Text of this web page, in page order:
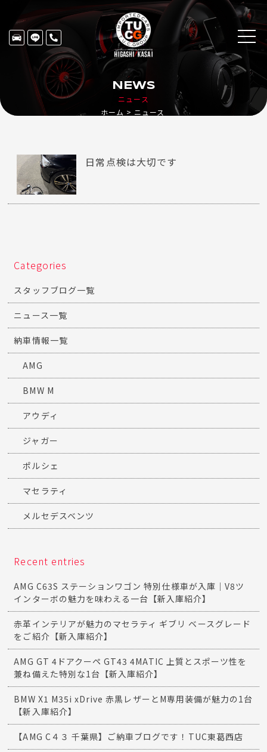
ニュース
NEWS
ホーム ニュース
日常点検は大切です
Categories
スタッフブログ一覧
ニュース一覧
納車情報一覧
AMG
BMW M
アウディ
ジャガー
ポルシェ
マセラティ
メルセデスベンツ
Recent entries
AMG C63S ステーションワゴン 特別仕様車が入庫｜V8ツ
インターボの魅力を味わえる一台【新入庫紹介】
赤革インテリアが魅力のマセラティ ギブリ ベースグレード
をご紹介【新入庫紹介】
AMG GT 4ドアクーペ GT43 4MATIC 上質とスポーツ性を
兼ね備えた特別な1台【新入庫紹介】
BMW X1 M35i xDrive 赤黒レザーとM専用装備が魅力の1台
【新入庫紹介】
【AMG C４３ 千葉県】ご納車ブログです！TUC東葛西店